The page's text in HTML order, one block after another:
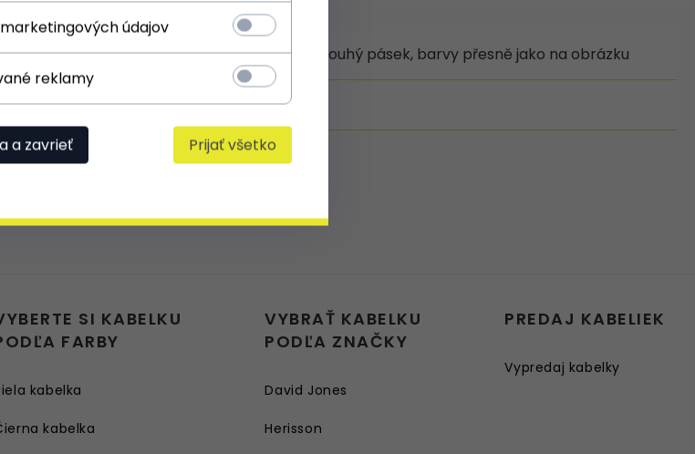
Kabelka je maličká, ale krásná, pěkně ušitá, dlouhý pásek, barvy přesně jako na obrázku
superkrásná vůně pravé kůže
SI KABELKU
FARBY
kabelka
kabelka
VYBRAŤ KABELKU
PODĽA ZNAČKY
David Jones
Herisson
PREDAJ KABELIEK
Vypredaj kabelky
údajov
reklamy
a zavrieť Prijať všetko